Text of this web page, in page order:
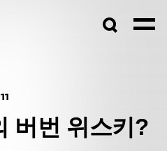
버번 위스키?